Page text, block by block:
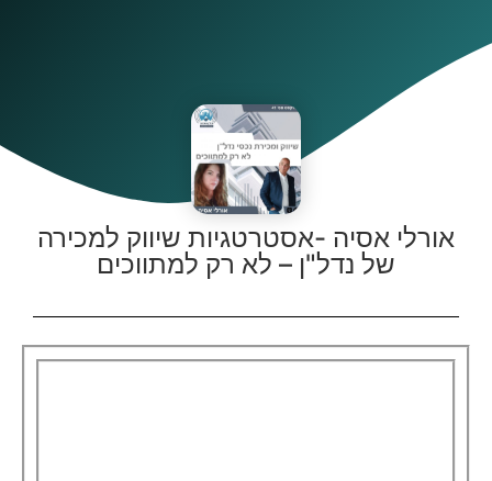
אורלי אסיה -אסטרטגיות שיווק למכירה
של נדל"ן – לא רק למתווכים